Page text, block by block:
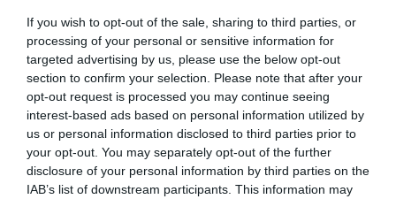
If you wish to opt-out of the sale, sharing to third parties, or
processing of your personal or sensitive information for
targeted advertising by us, please use the below opt-out
section to confirm your selection. Please note that after your
opt-out request is processed you may continue seeing
interest-based ads based on personal information utilized by
us or personal information disclosed to third parties prior to
your opt-out. You may separately opt-out of the further
disclosure of your personal information by third parties on the
IAB’s list of downstream participants. This information may
testowane i dostosowane do konkretnych modeli
drukarek, co gwarantuje ich kompatybilność,
niezawodność i minimalizuje ryzyko problemów z
działaniem urządzenia.
Tusze HP są niezbędnym elementem procesu
drukowania w drukarkach atramentowych. Oryginalne
tusze HP oferują wysoką jakość wydruków, trwałość
niezrównane połączenie fotograficznej jakości,
wodoodporności i odporności na blaknięcie
Niezawodność druku przy użyciu oryginalnych
materiałów eksploatacyjnych HP pozwala
uniknąć czasochłonnych prób i błędów
Inteligentne funkcje oryginalnych wkładów
atramentowych HP oszczędzają czas m
Ogólne